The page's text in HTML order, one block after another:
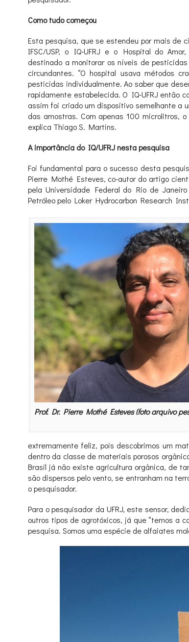
Como tudo começou
Esta pesquisa, que se estendeu por mais de
IFSC/USP, o IQ-UFRJ e o Hospital do
destinado a monitorar os níveis de
circundantes. “O hospital usava métodos
pesticidas individualmente. Ao saber que
rapidamente estabelecida. O IQ-UFRJ então
assim foi criado um dispositivo semelhante a
das amostras. Com apenas 100 microlitros,
explica Thiago S. Martins.
A importância do IQ/UFRJ nesta pesquisa
Foi fundamental para o sucesso desta
Pierre Mothé Esteves, co-autor do artigo
pela Universidade Federal do Rio de
Petróleo pelo Loker Hydrocarbon Research
Prof. Dr. Pierre Mothé Esteves (foto arquivo
extremamente feliz, pois descobrimos um
dentro da classe de materiais porosos
Brasil já não existe agricultura orgânica, de
são dispersos pelo vento, se entranham na
o pesquisador.
Para o pesquisador da UFRJ, este sensor,
outros tipos de agrotóxicos, já que “temos a
pesquisa. Somos uma espécie de alfaiates